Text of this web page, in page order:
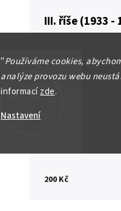
"Používáme cookies,
analýze provozu webu
informacízde.
Nastavení
200 Kč
III. říše (1933 -
Detailní informace